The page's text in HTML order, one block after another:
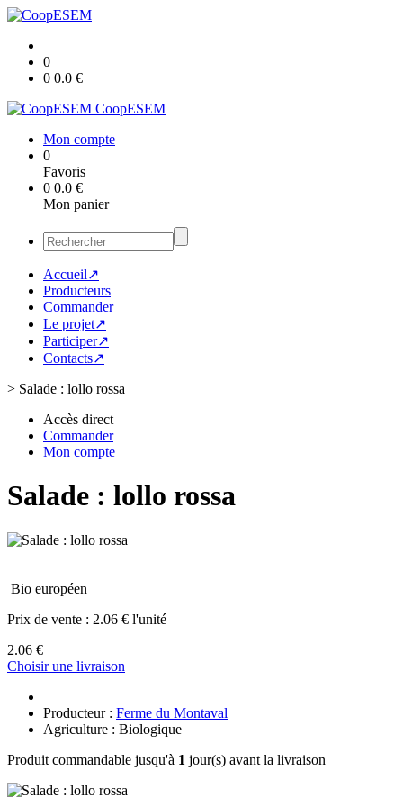
0
0 0.0 €
CoopESEM
Mon compte
0
Favoris
0 0.0 €
Mon panier
Accueil↗
Producteurs
Commander
Le projet↗
Participer↗
Contacts↗
> Salade : lollo rossa
Accès direct
Commander
Mon compte
Salade : lollo rossa
Bio européen
Prix de vente : 2.06 € l'unité
2.06 €
Choisir une livraison
Producteur : Ferme du Montaval
Agriculture : Biologique
Produit commandable jusqu'à 1 jour(s) avant la livraison